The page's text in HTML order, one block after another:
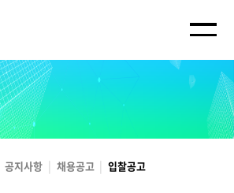
공지사항 채용공고
입찰공고